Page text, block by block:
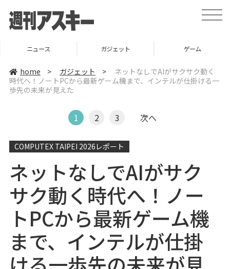
t
o
v
i
ニュース ガジェット ゲーム
home > ガジェット >
ネットなしでAIがサクサク動く
時代へ！ノートPCから最新ゲーム機まで、インテルが仕掛ける一
歩先の未来が見えた
1 2 3 次へ
COMPUTEX TAIPEI 2026レポート
ネットなしでAIがサク
サク動く時代へ！ノー
トPCから最新ゲーム機
まで、インテルが仕掛